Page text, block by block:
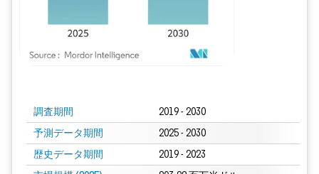
調査期間 2019 - 2030
予測データ期間 2025 - 2030
歴史データ期間 2019 - 2023